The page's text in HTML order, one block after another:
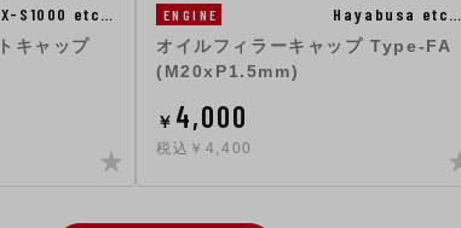
S1000 etc…
キャップ
ENGINE Hayabusa etc…
オイルフィラーキャップ Type-FA
(M20xP1.5mm)
￥ 4,000
税込￥4,400